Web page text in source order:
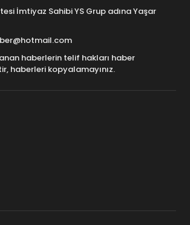
İmtiyaz Sahibi YS Grup adına Yaşar
haberlerin telif hakları haber
haberleri kopyalamayınız.